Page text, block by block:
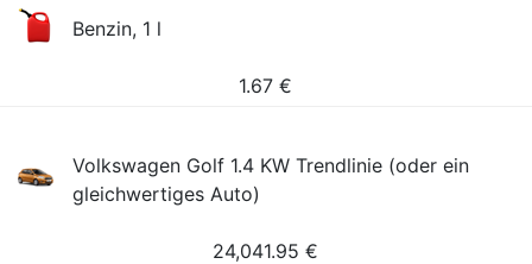
Benzin, 1 l
1.67 €
Volkswagen Golf 1.4 KW Trendlinie (oder ein
gleichwertiges Auto)
24,041.95 €